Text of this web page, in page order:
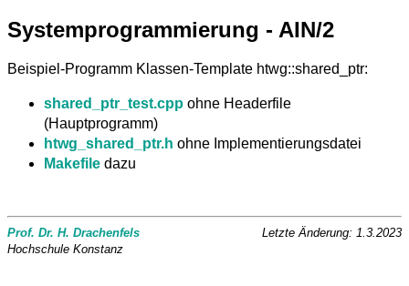
Systemprogrammierung - AIN/2
Beispiel-Programm Klassen-Template htwg::shared_ptr:
shared_ptr_test.cpp ohne Headerfile
(Hauptprogramm)
htwg_shared_ptr.h ohne Implementierungsdatei
Makefile dazu
Prof. Dr. H. Drachenfels
Hochschule Konstanz
Letzte Änderung: 1.3.2023